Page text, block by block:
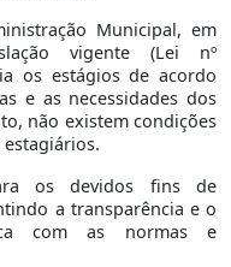
Municipal, em
vigente (Lei nº
os estágios de acordo
e as necessidades dos
não existem condições
estagiários.
os devidos fins de
a transparência e o
com as normas e